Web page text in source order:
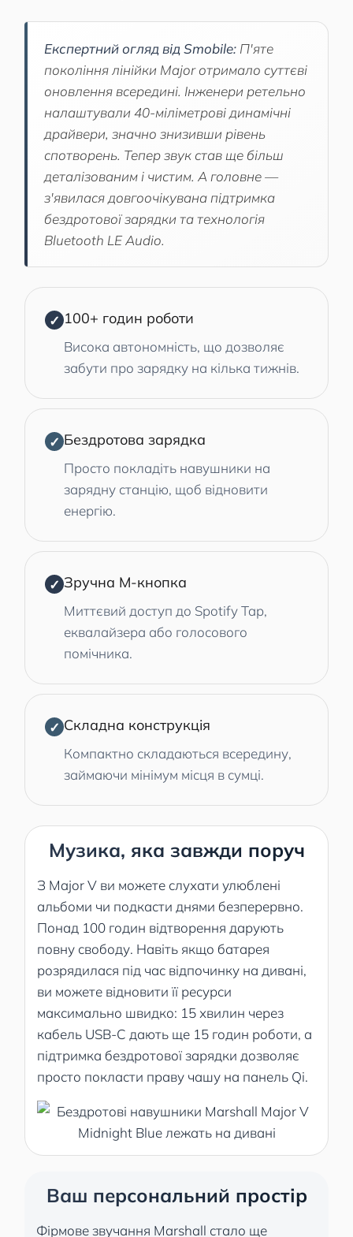
Експертний огляд від Smobile: П'яте
покоління лінійки Major отримало суттєві
оновлення всередині. Інженери ретельно
налаштували 40-міліметрові динамічні
драйвери, значно знизивши рівень
спотворень. Тепер звук став ще більш
деталізованим і чистим. А головне —
з'явилася довгоочікувана підтримка
бездротової зарядки та технологія
Bluetooth LE Audio.
✓ 100+ годин роботи
Висока автономність, що дозволяє
забути про зарядку на кілька тижнів.
✓ Бездротова зарядка
Просто покладіть навушники на
зарядну станцію, щоб відновити
енергію.
✓ Зручна M-кнопка
Миттєвий доступ до Spotify Tap,
еквалайзера або голосового
помічника.
✓ Складна конструкція
Компактно складаються всередину,
займаючи мінімум місця в сумці.
Музика, яка завжди поруч
З Major V ви можете слухати улюблені
альбоми чи подкасти днями безперервно.
Понад 100 годин відтворення дарують
повну свободу. Навіть якщо батарея
розрядилася під час відпочинку на дивані,
ви можете відновити її ресурси
максимально швидко: 15 хвилин через
кабель USB-C дають ще 15 годин роботи, а
підтримка бездротової зарядки дозволяє
просто покласти праву чашу на панель Qi.
Ваш персональний простір
Фірмове звучання Marshall стало ще